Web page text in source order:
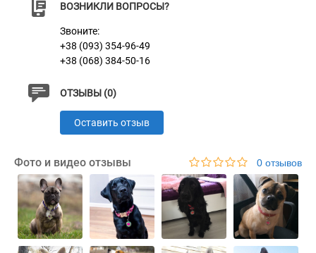
ВОЗНИКЛИ ВОПРОСЫ?
Звоните:
+38 (093) 354-96-49
+38 (068) 384-50-16
ОТЗЫВЫ (0)
Оставить отзыв
Фото и видео отзывы 0 отзывов
Цвет адресника может незначительно отличаться от
представленного на стенде.
Характеристики
Латунь с Никелевым Покрытием и